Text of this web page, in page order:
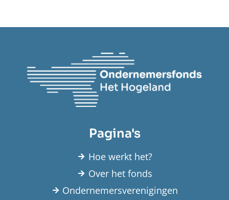
Pagina's
Hoe werkt het?
Over het fonds
Ondernemersverenigingen